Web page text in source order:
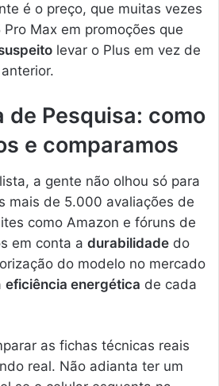
é o preço, que muitas vezes
Max em promoções que
levar o Plus em vez de
de Pesquisa: como
e comparamos
a gente não olhou só para
mais de 5.000 avaliações de
como Amazon e fóruns de
em conta a durabilidade do
do modelo no mercado
eficiência energética de cada
as fichas técnicas reais
real. Não adianta ter um